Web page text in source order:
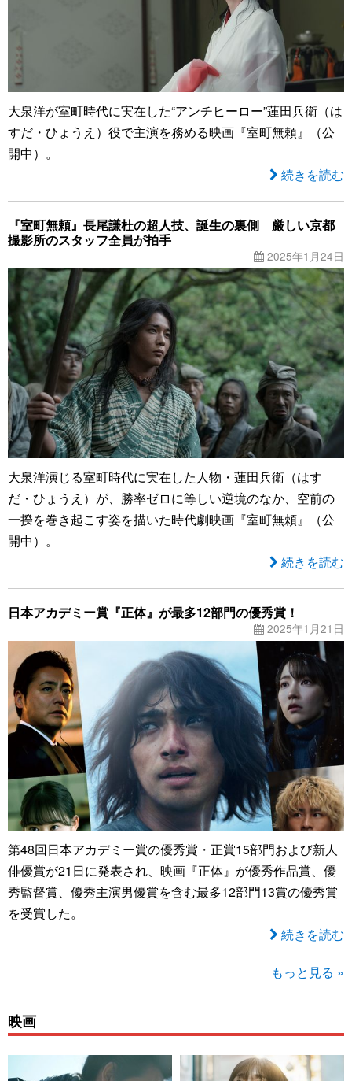
大泉洋が室町時代に実在した“アンチヒーロー”蓮田兵衛（は
すだ・ひょうえ）役で主演を務める映画『室町無頼』（公
開中）。
続きを読む
『室町無頼』長尾謙杜の超人技、誕生の裏側 厳しい京都
撮影所のスタッフ全員が拍手
2025年1月24日
大泉洋演じる室町時代に実在した人物・蓮田兵衛（はす
だ・ひょうえ）が、勝率ゼロに等しい逆境のなか、空前の
一揆を巻き起こす姿を描いた時代劇映画『室町無頼』（公
開中）。
続きを読む
日本アカデミー賞『正体』が最多12部門の優秀賞！
2025年1月21日
第48回日本アカデミー賞の優秀賞・正賞15部門および新人
俳優賞が21日に発表され、映画『正体』が優秀作品賞、優
秀監督賞、優秀主演男優賞を含む最多12部門13賞の優秀賞
を受賞した。
続きを読む
もっと見る »
映画